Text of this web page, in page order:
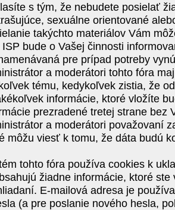
s tým, že nebudete posielať
sexuálne orientované
takýchto materiálov Vám
bude o Vašej činnosti
pre prípad potreby
a moderátori tohto fóra
tému, kedykoľvek zistia, že
informácie, ktoré vložíte
prezradené tretej strane bez
a moderátori považovaní
môžu viesť k tomu, že dáta budú
tohto fóra používa cookies k
žiadne informácie, ktoré
E-mailová adresa je
(a pre poslanie nového hesla,